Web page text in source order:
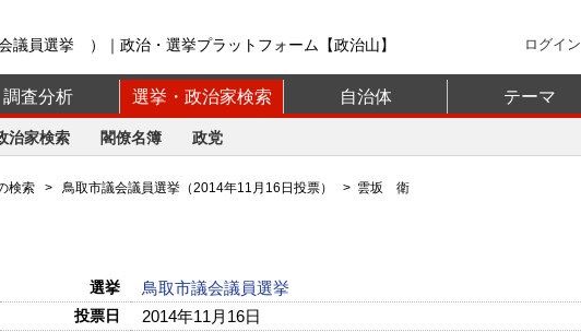
議員選挙 ）｜政治・選挙プラットフォーム【政治山】 ログイン
調査分析 選挙・政治家検索 自治体 テーマ
治家検索 閣僚名簿 政党
検索 > 鳥取市議会議員選挙（2014年11月16日投票） > 雲坂 衛
選挙 鳥取市議会議員選挙
投票日 2014年11月16日